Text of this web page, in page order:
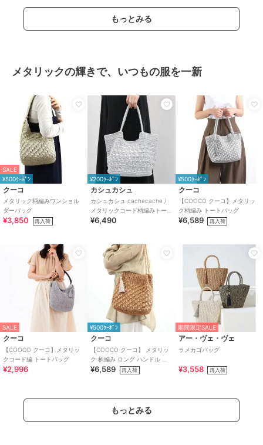
もっとみる
メタリックの輝きで、いつもの服を一新
SALE
¥500ｸｰﾎﾟﾝ
クーコ
メタリック柄編みワンショル
ダーバッグ
¥3,850 再入荷
¥200ｸｰﾎﾟﾝ
カシュカシュ
カシュカシュ cachecache /
メタリックコード柄編みトー
トバッグ
¥6,490
¥500ｸｰﾎﾟﾝ
クーコ
【COOCO クーコ】メタリッ
ク柄編み トートバッグ
¥6,589 再入荷
SALE
クーコ
【COOCO クーコ】メタリッ
クコード編 トートバッグ
¥2,996
¥500ｸｰﾎﾟﾝ
クーコ
【COOCO クーコ】 メタリッ
ク 柄編み ロング ハンドル ト
ートバッグ かごバッグ
¥6,589 再入荷
期間限定SALE
アー・ヴェ・ヴェ
ラメカゴバッグ
¥3,558 再入荷
もっとみる